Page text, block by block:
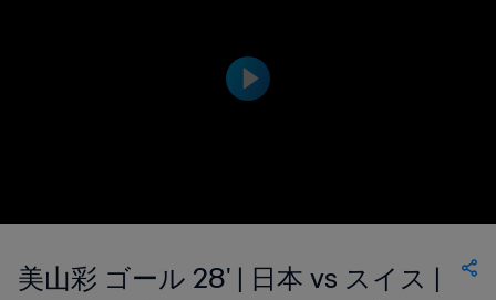
美山彩 ゴール 28' | 日本 vs スイス |